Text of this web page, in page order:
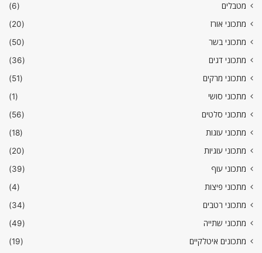
מטבלים
(6)
מתכוני אורז
(20)
מתכוני בשר
(50)
מתכוני דגים
(36)
מתכוני מרקים
(51)
מתכוני סושי
(1)
מתכוני סלטים
(56)
מתכוני עוגות
(18)
מתכוני עוגיות
(20)
מתכוני עוף
(39)
מתכוני פיצות
(4)
מתכוני רטבים
(34)
מתכוני שתייה
(49)
מתכונים איטלקיים
(19)